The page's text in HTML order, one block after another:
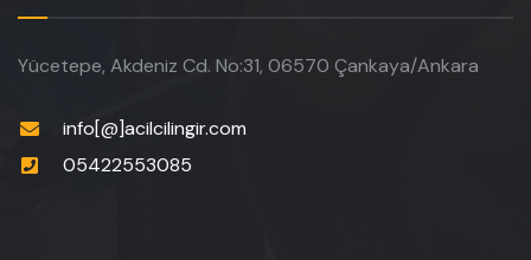
Yücetepe, Akdeniz Cd. No:31, 06570 Çankaya/Ankara
info[@]acilcilingir.com
05422553085